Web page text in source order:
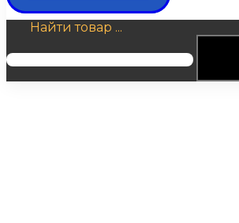
Найти товар ...